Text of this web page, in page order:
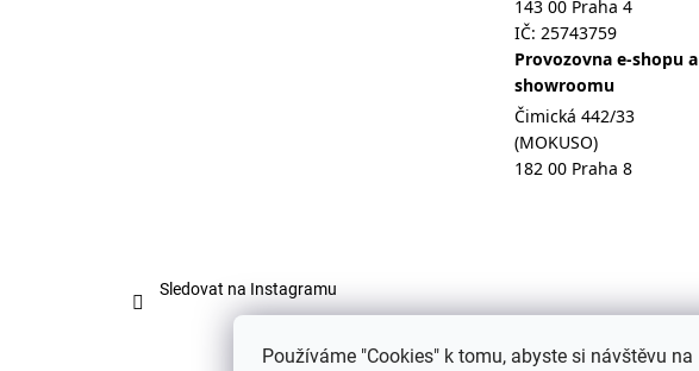
Používáme "Cookies" k tomu, abyste si návštěvu na
Sledovat na Instagramu
143 00 Praha 4
IČ: 25743759
Provozovna e-shopu a
showroomu
Čimická 442/33
(MOKUSO)
182 00 Praha 8